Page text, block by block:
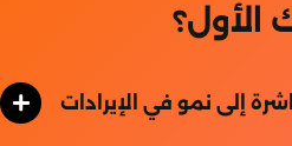
الأول؟
إلى نمو في الإيرادات